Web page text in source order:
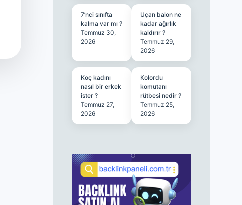
7’nci sınıfta
kalma var mı ?
Temmuz 30,
2026
Uçan balon ne
kadar ağırlık
kaldırır ?
Temmuz 29,
2026
Koç kadını
nasıl bir erkek
ister ?
Temmuz 27,
2026
Kolordu
komutanı
rütbesi nedir ?
Temmuz 25,
2026